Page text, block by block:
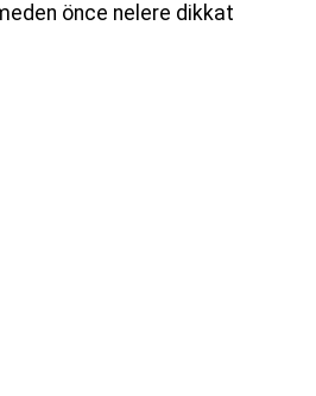
önce nelere dikkat